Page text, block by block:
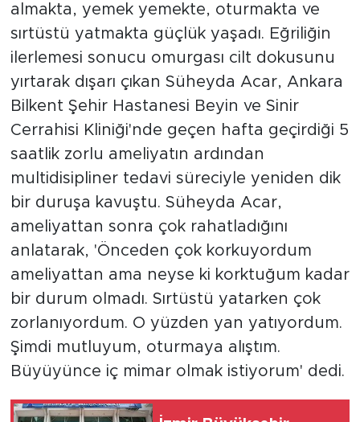
almakta, yemek yemekte, oturmakta ve
sırtüstü yatmakta güçlük yaşadı. Eğriliğin
ilerlemesi sonucu omurgası cilt dokusunu
yırtarak dışarı çıkan Süheyda Acar, Ankara
Bilkent Şehir Hastanesi Beyin ve Sinir
Cerrahisi Kliniği'nde geçen hafta geçirdiği 5
saatlik zorlu ameliyatın ardından
multidisipliner tedavi süreciyle yeniden dik
bir duruşa kavuştu. Süheyda Acar,
ameliyattan sonra çok rahatladığını
anlatarak, 'Önceden çok korkuyordum
ameliyattan ama neyse ki korktuğum kadar
bir durum olmadı. Sırtüstü yatarken çok
zorlanıyordum. O yüzden yan yatıyordum.
Şimdi mutluyum, oturmaya alıştım.
Büyüyünce iç mimar olmak istiyorum' dedi.